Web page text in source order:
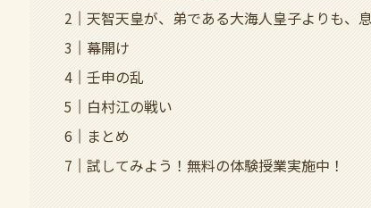
天智天皇が、弟である大海人皇子よりも、
幕開け
壬申の乱
白村江の戦い
まとめ
試してみよう！無料の体験授業実施中！